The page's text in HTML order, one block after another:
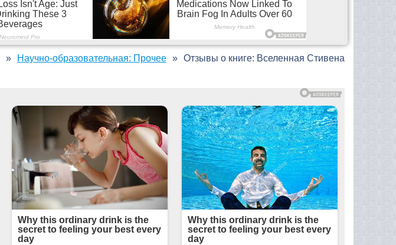
Научно-образовательная: Прочее
Отзывы о книге: Вселенная Стивена